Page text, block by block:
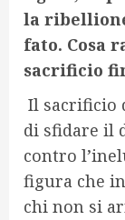
la
fato. Cosa
sacrificio
Il sacrificio
di sfidare il
contro
figura che
chi non si